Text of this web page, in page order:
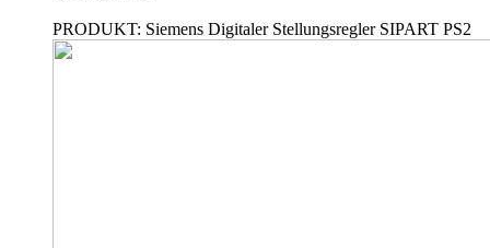
PRODUKT: Siemens Digitaler Stellungsregler SIPART PS2